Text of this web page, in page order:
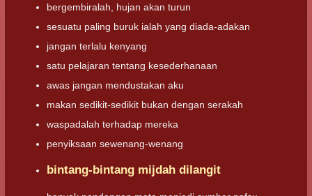
bergembiralah, hujan akan turun
sesuatu paling buruk ialah yang diada-adakan
jangan terlalu kenyang
satu pelajaran tentang kesederhanaan
awas jangan mendustakan aku
makan sedikit-sedikit bukan dengan serakah
waspadalah terhadap mereka
penyiksaan sewenang-wenang
bintang-bintang mijdah dilangit